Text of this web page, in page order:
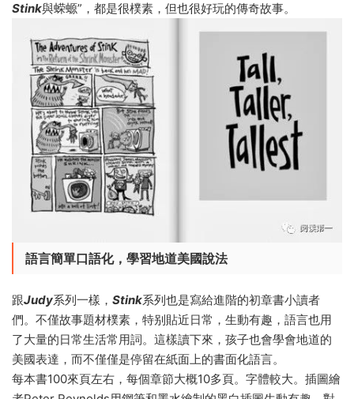
Stink與蝾螈”，都是很樸素，但也很好玩的傳奇故事。
語言簡單口語化，學習地道美國說法
跟Judy系列一樣， Stink系列也是寫給進階的初章書小讀者
們。不僅故事題材樸素，特别貼近日常，生動有趣，語言也用
了大量的日常生活常用詞。這樣讀下來，孩子也會學會地道的
美國表達，而不僅僅是停留在紙面上的書面化語言。
每本書100來頁左右，每個章節大概10多頁。字體較大。插圖繪